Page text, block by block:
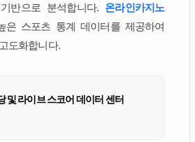
반으로 분석합니다. 온라인카지노
은 스포츠 통계 데이터를 제공하여
도화합니다.
및 라이브 스코어 데이터 센터